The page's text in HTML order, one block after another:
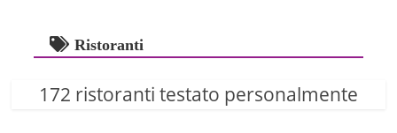
Ristoranti
172 ristoranti testato personalmente